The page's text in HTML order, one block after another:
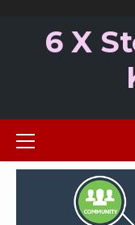
6 X
Primair
menu